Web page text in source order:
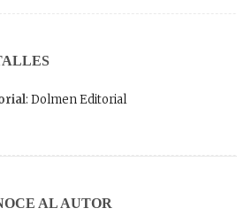
: Dolmen Editorial
AL AUTOR